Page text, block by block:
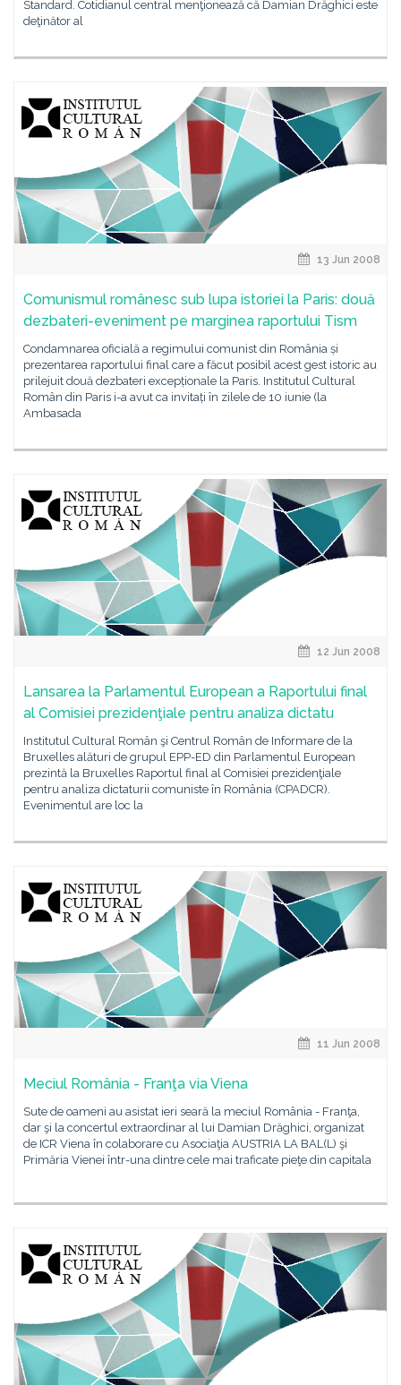
Standard. Cotidianul central menţionează că Damian Drăghici este
deţinător al
13 Jun 2008
Comunismul românesc sub lupa istoriei la Paris: două
dezbateri-eveniment pe marginea raportului Tism
Condamnarea oficială a regimului comunist din România și
prezentarea raportului final care a făcut posibil acest gest istoric au
prilejuit două dezbateri excepționale la Paris. Institutul Cultural
Român din Paris i-a avut ca invitați în zilele de 10 iunie (la
Ambasada
12 Jun 2008
Lansarea la Parlamentul European a Raportului final
al Comisiei prezidenţiale pentru analiza dictatu
Institutul Cultural Român şi Centrul Român de Informare de la
Bruxelles alături de grupul EPP-ED din Parlamentul European
prezintă la Bruxelles Raportul final al Comisiei prezidenţiale
pentru analiza dictaturii comuniste în România (CPADCR).
Evenimentul are loc la
11 Jun 2008
Meciul România - Franţa via Viena
Sute de oameni au asistat ieri seară la meciul România - Franţa,
dar şi la concertul extraordinar al lui Damian Drăghici, organizat
de ICR Viena în colaborare cu Asociaţia AUSTRIA LA BAL(L) şi
Primăria Vienei într-una dintre cele mai traficate pieţe din capitala